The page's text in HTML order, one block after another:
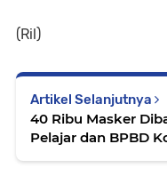
(Ril)
Artikel Selanjutnya
40 Ribu Masker
Pelajar dan BPBD